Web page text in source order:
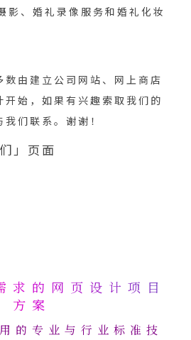
影、婚礼录像服务和婚礼化妆
数由建立公司网站、网上商店
开始，如果有兴趣索取我们的
我们联系 。谢谢！
」页面
求的网页设计项目
方案
的专业与行业标准技